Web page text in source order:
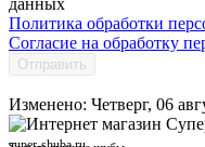
данных
Политика обработки
Согласие на обработку
Отправить
Изменено: Четверг, 06